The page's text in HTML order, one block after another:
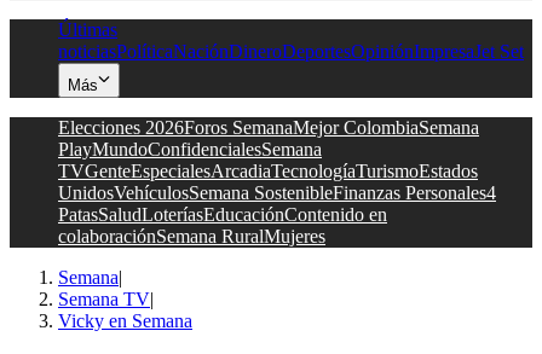
Últimas
noticiasPolíticaNaciónDineroDeportesOpiniónImpresaJet Set
Más
Elecciones 2026Foros SemanaMejor ColombiaSemana
PlayMundoConfidencialesSemana
TVGenteEspecialesArcadiaTecnologíaTurismoEstados
UnidosVehículosSemana SostenibleFinanzas Personales4
PatasSaludLoteríasEducaciónContenido en
colaboraciónSemana RuralMujeres
Semana|
Semana TV|
Vicky en Semana